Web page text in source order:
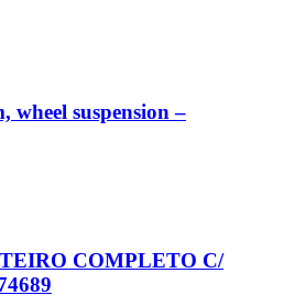
suspension –
COMPLETO C/